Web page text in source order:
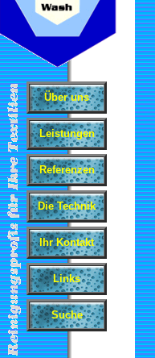
Über uns
Leistungen
Referenzen
Die Technik
Ihr Kontakt
Links
Suche